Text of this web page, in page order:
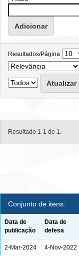
Resultados/Página
Resultado 1-1 de 1.
Conjunto de itens:
Data de
publicação
Data de
defesa
2-Mar-2024 4-Nov-2022